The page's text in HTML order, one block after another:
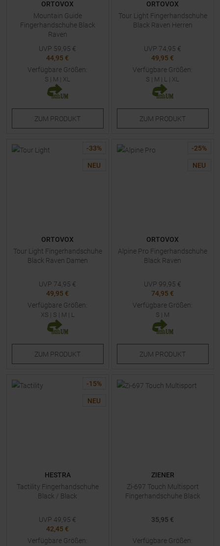
ORTOVOX
Mountain Guide
Fingerhandschuhe Black
Raven
UVP 59,95 €
44,95 €
Verfügbare Größen:
S | M | XL
ZUM PRODUKT
ORTOVOX
Tour Light Fingerhandschuhe
Black Raven Herren
UVP 74,95 €
49,95 €
Verfügbare Größen:
S | M | L | XL
ZUM PRODUKT
-33%
NEU
ORTOVOX
Tour Light Fingerhandschuhe
Black Raven Damen
UVP 74,95 €
49,95 €
Verfügbare Größen:
XS | S | M | L
ZUM PRODUKT
-25%
NEU
ORTOVOX
Alpine Pro Fingerhandschuhe
Black Raven
UVP 99,95 €
74,95 €
Verfügbare Größen:
S | M
ZUM PRODUKT
-15%
NEU
HESTRA
Tactility Fingerhandschuhe
Black / Black
UVP 49,95 €
42,45 €
Verfügbare Größen:
ZIENER
Zi-697 Touch Multisport
Fingerhandschuhe Black
35,95 €
Verfügbare Größen: